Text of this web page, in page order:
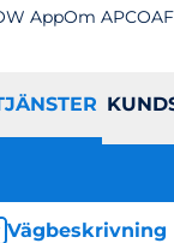
AppOm APCOA
Vägbeskrivning